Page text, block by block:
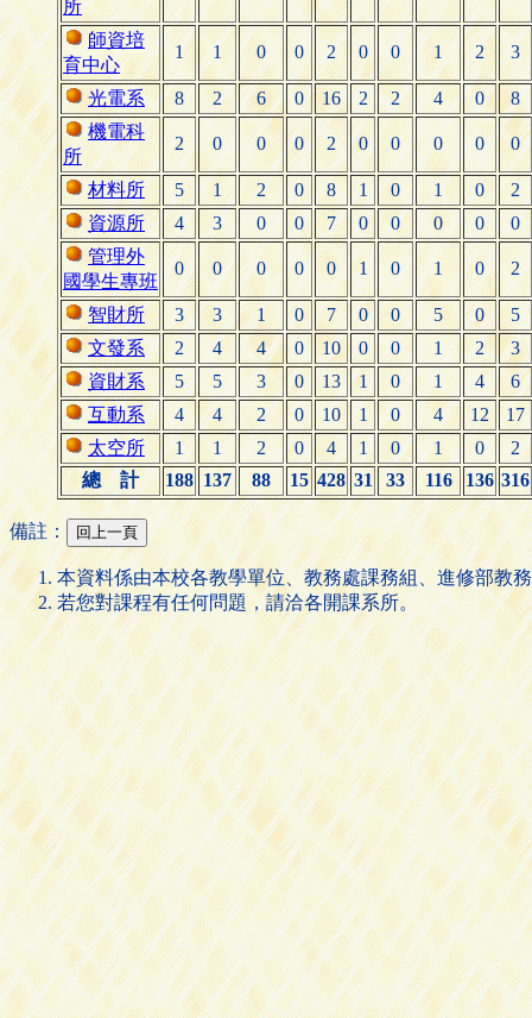
所
師資培
育中心
1 1 0 0 2 0 0 1 2 3
光電系 8 2 6 0 16 2 2 4 0
8
機電科
所
2 0 0 0 2 0 0 0 0 0
材料所 5 1 2 0 8 1 0 1 0
2
資源所
4 3 0 0 7 0 0 0 0
0
管理外
國學生專班
0 0 0 0 0 1 0 1 0 2
智財所 3 3 1 0 7 0 0 5 0
5
文發系
2 4 4 0 10 0 0 1 2
3
資財系
5 5 3 0 13 1 0 1 4
6
互動系
4 4 2 0 10 1 0 4 12
17
太空所
1 1 2 0 4 1 0 1 0
2
總 計
188 137 88 15 428 31 33 116 136 316
備註：
本資料係由本校各教學單位、教務處課務組、進修部教
若您對課程有任何問題，請洽各開課系所。